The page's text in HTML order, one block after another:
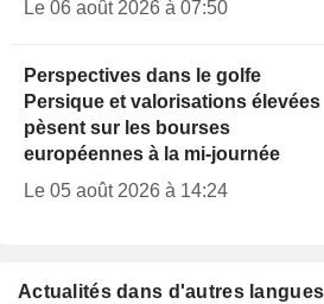
Actualités dans d'autres
Le 06 août 2026 à 07:50
Perspectives dans le golfe
Persique et valorisations élevées
pèsent sur les bourses
européennes à la mi-journée
Le 05 août 2026 à 14:24